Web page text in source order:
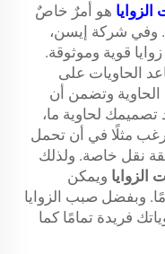
هو أمرٌ خاصٌ
وفي شركة إيسن،
قوية وموثوقة.
الحاويات على
الحاوية وتضمن أن
تصميمك لحاوية ما،
مثلًا في أن تحمل
نقل خاصة. ولذلك
الزوايا ويمكن
وبفضل صبب الزوايا
فريدة تمامًا كما